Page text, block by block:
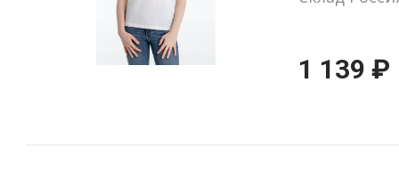
1 139 ₽